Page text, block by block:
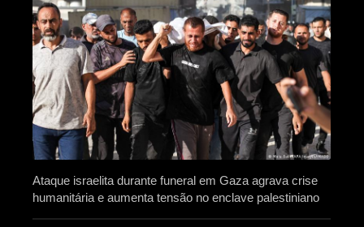
Ataque israelita durante funeral em Gaza agrava crise
humanitária e aumenta tensão no enclave palestiniano